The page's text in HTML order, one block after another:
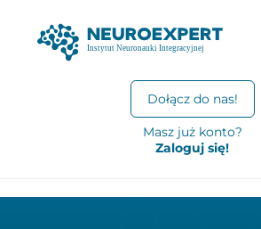
Dołącz do nas!
Masz już konto?
Zaloguj się!